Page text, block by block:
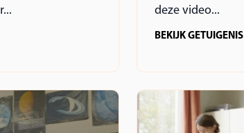
deze video...
BEKIJK GETUIGENIS